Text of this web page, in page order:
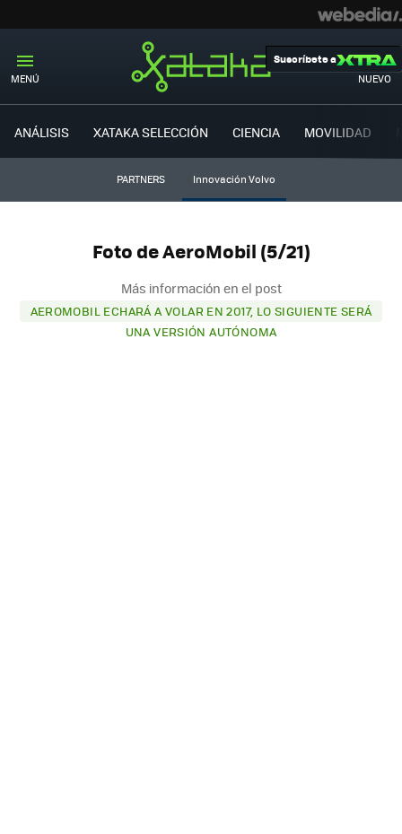
MENÚ NUEVO
Suscríbete a
ANÁLISIS XATAKA SELECCIÓN CIENCIA MOVILIDAD
PARTNERS Innovación Volvo
Foto de AeroMobil (5/21)
Más información en el post
AEROMOBIL ECHARÁ A VOLAR EN 2017, LO SIGUIENTE SERÁ
UNA VERSIÓN AUTÓNOMA